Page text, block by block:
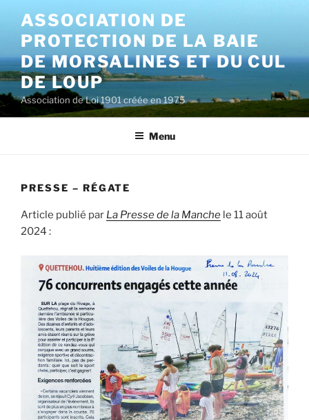
contenu
principal
ASSOCIATION DE
PROTECTION DE LA BAIE
DE MORSALINES ET DU CUL
DE LOUP
Association de Loi 1901 créée en 1975
Menu
PRESSE – RÉGATE
Article publié par La Presse de la Manche le 11 août
2024 :